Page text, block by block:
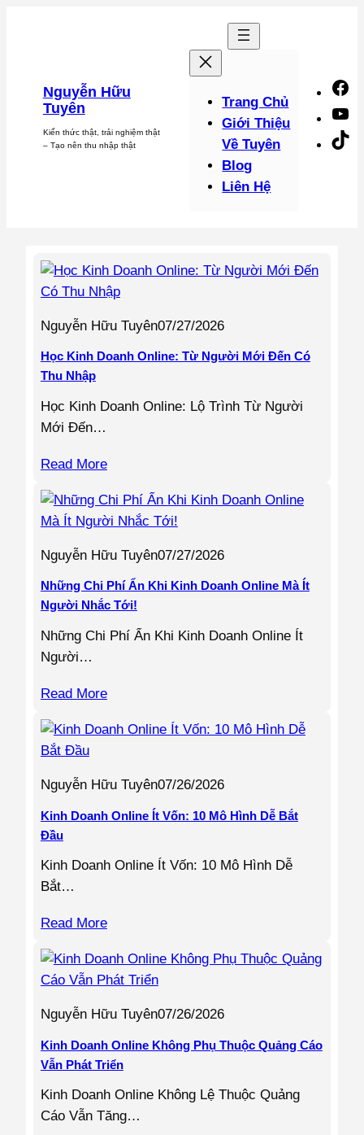
Nguyễn Hữu
Tuyên
Kiến thức thật, trải nghiệm thật
– Tạo nên thu nhập thật
Trang Chủ
Giới Thiệu
Về Tuyên
Blog
Liên Hệ
Nguyễn Hữu Tuyên07/27/2026
Học Kinh Doanh Online: Từ Người Mới Đến Có
Thu Nhập
Học Kinh Doanh Online: Lộ Trình Từ Người
Mới Đến…
Read More
Nguyễn Hữu Tuyên07/27/2026
Những Chi Phí Ẩn Khi Kinh Doanh Online Mà Ít
Người Nhắc Tới!
Những Chi Phí Ẩn Khi Kinh Doanh Online Ít
Người…
Read More
Nguyễn Hữu Tuyên07/26/2026
Kinh Doanh Online Ít Vốn: 10 Mô Hình Dễ Bắt
Đầu
Kinh Doanh Online Ít Vốn: 10 Mô Hình Dễ
Bắt…
Read More
Nguyễn Hữu Tuyên07/26/2026
Kinh Doanh Online Không Phụ Thuộc Quảng Cáo
Vẫn Phát Triển
Kinh Doanh Online Không Lệ Thuộc Quảng
Cáo Vẫn Tăng…